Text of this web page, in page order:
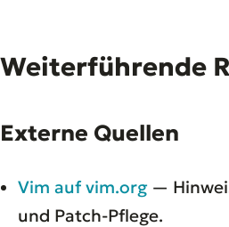
Weiterführende
Externe Quellen
Vim auf vim.org—
und Patch-Pflege.